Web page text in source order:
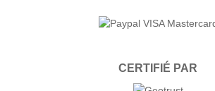
CERTIFIÉ PAR